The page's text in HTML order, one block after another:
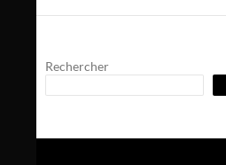
Rechercher